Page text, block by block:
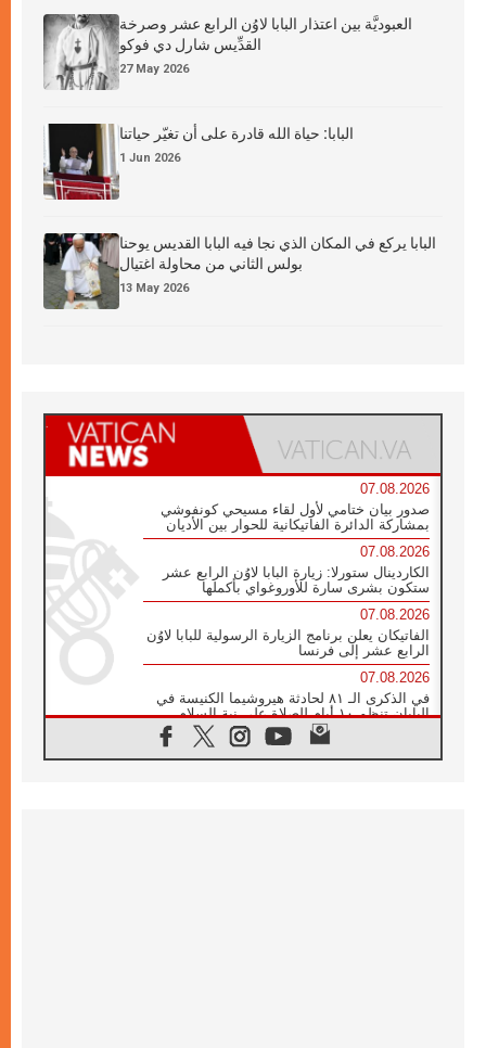
العبوديَّة بين اعتذار البابا لاوُن الرابع عشر وصرخة
القدِّيس شارل دي فوكو
27 May 2026
البابا: حياة الله قادرة على أن تغيّر حياتنا
1 Jun 2026
البابا يركع في المكان الذي نجا فيه البابا القديس يوحنا
بولس الثاني من محاولة اغتيال
13 May 2026
07.08.2026
صدور بيان ختامي لأول لقاء مسيحي كونفوشي
بمشاركة الدائرة الفاتيكانية للحوار بين الأديان
07.08.2026
الكاردينال ستورلا: زيارة البابا لاوُن الرابع عشر
ستكون بشرى سارة للأوروغواي بأكملها
07.08.2026
الفاتيكان يعلن برنامج الزيارة الرسولية للبابا لاوُن
الرابع عشر إلى فرنسا
07.08.2026
في الذكرى الـ ٨١ لحادثة هيروشيما الكنيسة في
اليابان تنظم ١٠ أيام للصلاة على نية السلام
الكنيسة في الأوروغواي: زيارة البابا ستعزز